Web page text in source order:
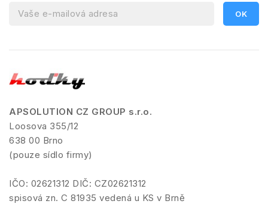
APSOLUTION CZ GROUP s.r.o.
Loosova 355/12
638 00 Brno
(pouze sídlo firmy)
IČO: 02621312 DIČ: CZ02621312
spisová zn. C 81935 vedená u KS v Brně